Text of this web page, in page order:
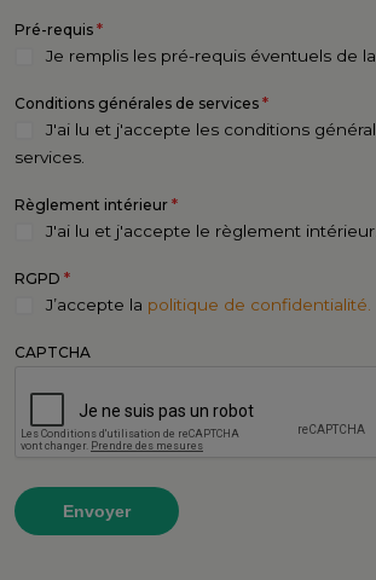
Pré-requis *
Je remplis les pré-requis éventuels de
Conditions générales de services *
J'ai lu et j'accepte les conditions
services.
Règlement intérieur *
J'ai lu et j'accepte le règlement intérieur.
RGPD *
J’accepte la politique de confidentialité.
CAPTCHA
Envoyer